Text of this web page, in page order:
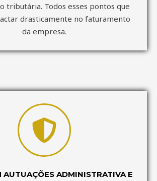
tributária. Todos esses pontos que
drasticamente no faturamento
da empresa.
AUTUAÇÕES ADMINISTRATIVA E